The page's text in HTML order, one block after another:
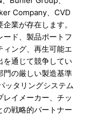
Company、CVD
業が存在します。
ード、製品ポートフ
ィング、再生可能エ
を通じて競争してい
門の厳しい製造基準
ッタリングシステム
イメーカー、チッ
の戦略的パートナー